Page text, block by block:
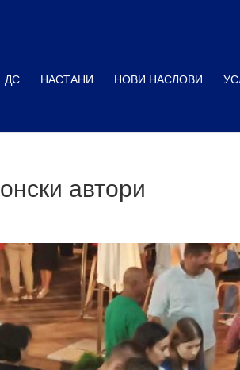
ДС НАСТАНИ НОВИ НАСЛОВИ
автори